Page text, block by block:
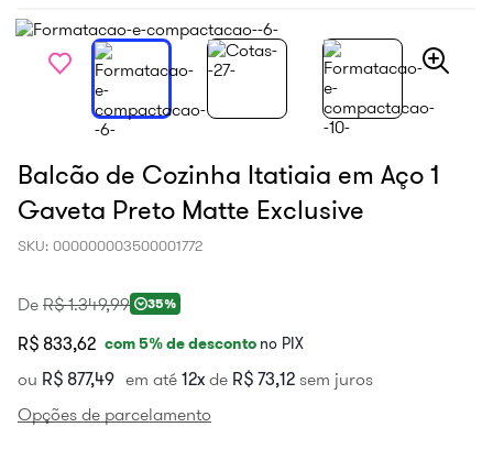
Balcão de Cozinha Itatiaia em Aço 1
Gaveta Preto Matte Exclusive
SKU: 000000003500001772
De R$ 1.349,99 35%
R$ 833,62 com5% de desconto no PIX
ou R$ 877,49 em até 12 de R$ 73,12sem juros
Opções de parcelamento